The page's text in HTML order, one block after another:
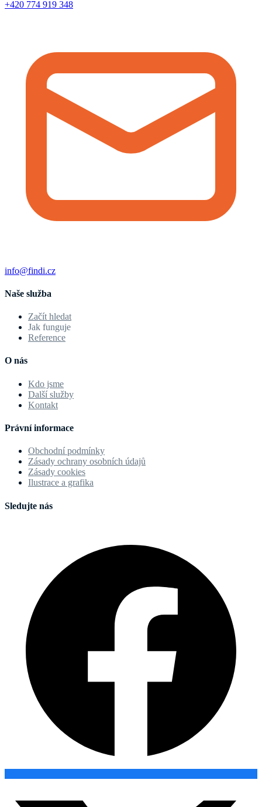
+420 774 919 348
info@findi.cz
Naše služba
Začít hledat
Jak funguje
Reference
O nás
Kdo jsme
Další služby
Kontakt
Právní informace
Obchodní podmínky
Zásady ochrany osobních údajů
Zásady cookies
Ilustrace a grafika
Sledujte nás